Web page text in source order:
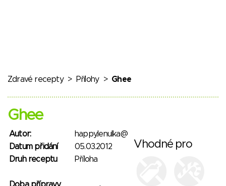
Zdravé recepty> Přílohy> Ghee
Ghee
Autor:
happy.lenulka@
Datum přidání
05.03.2012
Druh receptu
Příloha
Vhodné pro